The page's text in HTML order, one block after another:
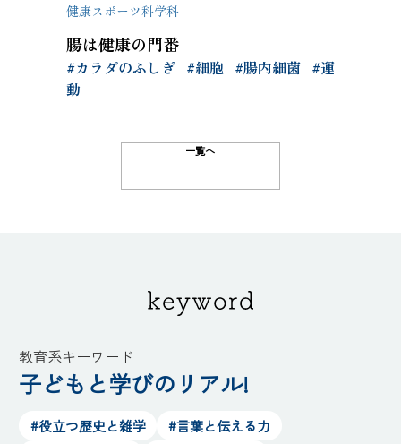
健康スポーツ科学科
腸は健康の門番
#カラダのふしぎ #細胞 #腸内細菌 #運
動
一覧へ
教育系キーワード
子どもと学びのリアル!
#役立つ歴史と雑学
#言葉と伝える力